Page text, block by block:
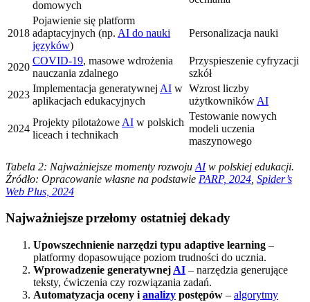
domowych
2018
Pojawienie się platform
adaptacyjnych (np. AI do nauki
języków)
Personalizacja nauki
2020
COVID-19, masowe wdrożenia
nauczania zdalnego
Przyspieszenie cyfryzacji
szkół
2023
Implementacja generatywnej AI w
aplikacjach edukacyjnych
Wzrost liczby
użytkowników AI
2024
Projekty pilotażowe AI w polskich
liceach i technikach
Testowanie nowych
modeli uczenia
maszynowego
Tabela 2: Najważniejsze momenty rozwoju AIw polskiej edukacji.
Źródło: Opracowanie własne na podstawie PARP, 2024 Spider’s
Web Plus, 2024
Najważniejsze przełomy ostatniej dekady
Upowszechnienie narzędzi typu adaptive learning –
platformy dopasowujące poziom trudności do ucznia.
Wprowadzenie generatywnej AI – narzędzia generujące
teksty, ćwiczenia czy rozwiązania zadań.
Automatyzacja oceny i analizy postępów – algorytmy